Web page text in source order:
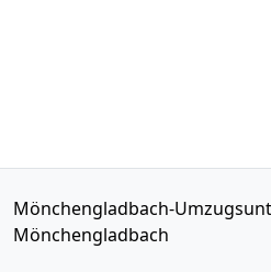
Mönchengladbach-
Mönchengladbach